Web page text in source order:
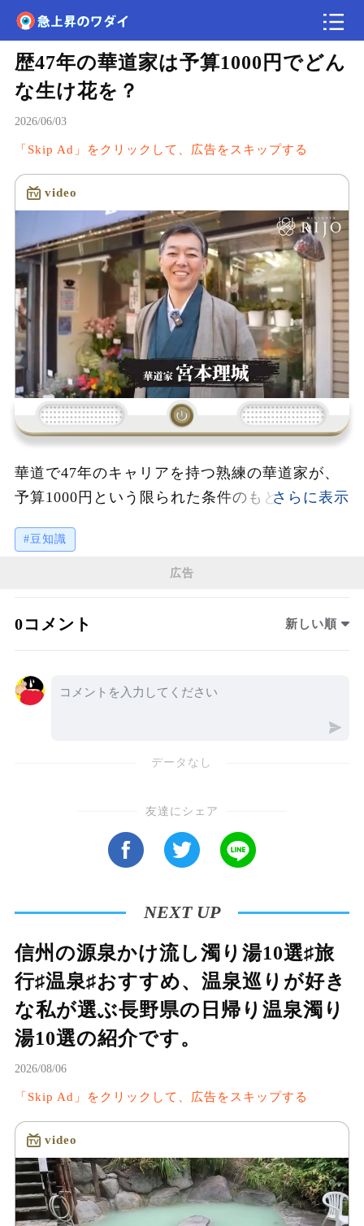
歴47年の華道家は予算1000円でどん
な生け花を？
2026/06/03
「Skip Ad」をクリックして、広告をスキップする
video
読み込み中...
華道で47年のキャリアを持つ熟練の華道家が、
予算1000円という限られた条件のもとで美しい
す。地元のお花屋さんでの買い物からスタート
し、つつじ、ストック、撫子、麦など季節が感
進行。生け花の最終作品は、予算を超える仕上
心や日本の伝統的な美意識を感じさせる内容
#豆知識
広告
0コメント 新しい順
データなし
友達にシェア
NEXT UP
信州の源泉かけ流し濁り湯10選♯旅
行♯温泉♯おすすめ、温泉巡りが好き
な私が選ぶ長野県の日帰り温泉濁り
湯10選の紹介です。
2026/08/06
「Skip Ad」をクリックして、広告をスキップする
video
速報